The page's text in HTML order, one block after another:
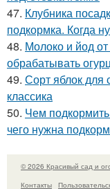
47. Клубника
подкормка. Когда
48. Молоко и йод
обрабатывать
49. Сорт яблок для
классика
50. Чем
чего нужна
© 2026 Красивый сад и
Контакты